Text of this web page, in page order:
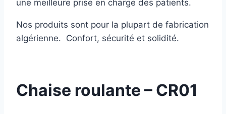
une meilleure prise en charge des patients.
Nos produits sont pour la plupart de fabrication
algérienne. Confort, sécurité et solidité.
Chaise roulante – CR01